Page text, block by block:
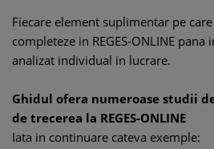
Fiecare element suplimentar pe
completeze in REGES-ONLINE
analizat individual in lucrare.
Ghidul ofera numeroase studii
de trecerea la REGES-ONLINE
Iata in continuare cateva exemple: